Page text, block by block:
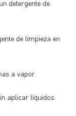
detergente de
de limpieza en
a vapor.
aplicar líquidos.